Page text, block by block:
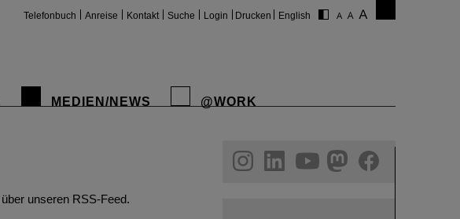
Telefonbuch Anreise Kontakt Suche Login Drucken English
MEDIEN/NEWS @WORK
unseren RSS-Feed.
helmholtz.social
facebook